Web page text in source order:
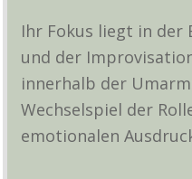
Ihr Fokus liegt in der
und der
innerhalb der
Wechselspiel der
emotionalen